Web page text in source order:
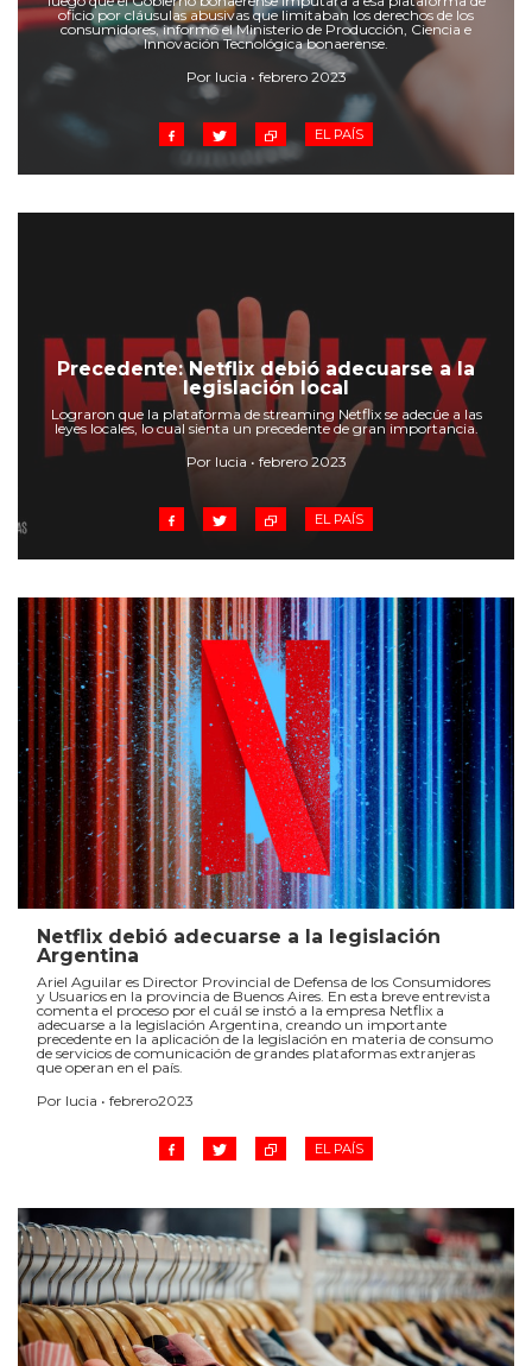
oficio por cláusulas abusivas que limitaban los derechos de los
consumidores, informó el Ministerio de Producción, Ciencia e
Innovación Tecnológica bonaerense.
Por lucia • febrero 2023
EL PAÍS
Precedente: Netflix debió adecuarse a la
legislación local
Lograron que la plataforma de streaming Netflix se adecúe a las
leyes locales, lo cual sienta un precedente de gran importancia.
Por lucia • febrero 2023
EL PAÍS
Netflix debió adecuarse a la legislación
Argentina
Ariel Aguilar es Director Provincial de Defensa de los Consumidores
y Usuarios en la provincia de Buenos Aires. En esta breve entrevista
comenta el proceso por el cuál se instó a la empresa Netflix a
adecuarse a la legislación Argentina, creando un importante
precedente en la aplicación de la legislación en materia de consumo
de servicios de comunicación de grandes plataformas extranjeras
que operan en el país.
Por lucia • febrero2023
EL PAÍS